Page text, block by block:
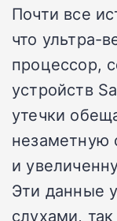
Почти все
что ультра-
процессор,
устройств
утечки
незаметную
и
Эти данные
слухами,